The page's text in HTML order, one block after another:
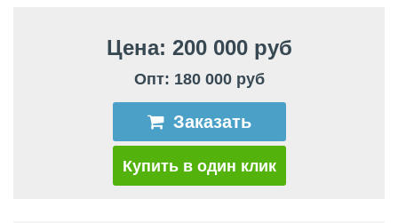
Цена: 200 000 руб
Опт: 180 000 руб
Заказать
Купить в один клик